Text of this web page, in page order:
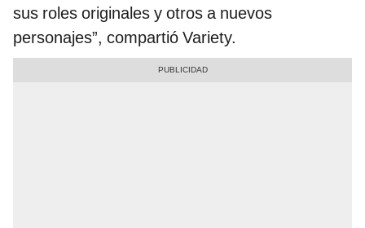
sus roles originales y otros a nuevos
personajes”, compartió Variety.